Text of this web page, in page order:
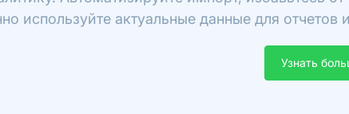
используйте актуальные данные для отчетов
Узнать